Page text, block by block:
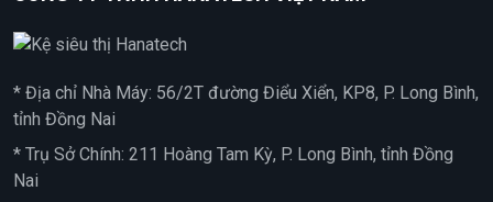
* Địa chỉ Nhà Máy: 56/2T đường Điểu Xiển, KP8, P. Long Bình,
tỉnh Đồng Nai
* Trụ Sở Chính: 211 Hoàng Tam Kỳ, P. Long Bình, tỉnh Đồng
Nai